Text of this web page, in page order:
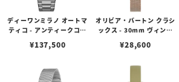
ディーワンミラノ オートマ
ティコ - アンティークコー
¥137,500
オリビア・バートン クラシ
ックス - 30mm ヴィンテ
ド サンレイ メッシュ
¥28,600